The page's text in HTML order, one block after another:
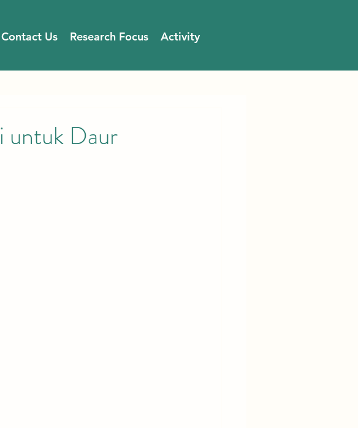
Contact Us Research Focus Activity
untuk Daur